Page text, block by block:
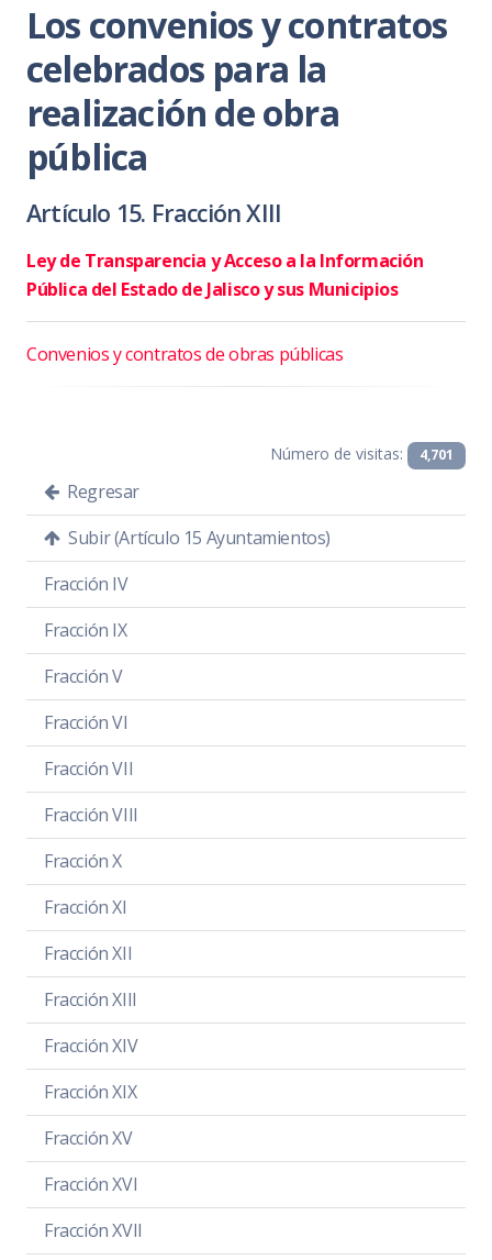
Los convenios y contratos
celebrados para la
realización de obra
pública
Artículo 15. Fracción XIII
Ley de Transparencia y Acceso a la Información
Pública del Estado de Jalisco y sus Municipios
Convenios y contratos de obras públicas
Número de visitas: 4,701
Regresar
Subir (Artículo 15 Ayuntamientos)
Fracción IV
Fracción IX
Fracción V
Fracción VI
Fracción VII
Fracción VIII
Fracción X
Fracción XI
Fracción XII
Fracción XIII
Fracción XIV
Fracción XIX
Fracción XV
Fracción XVI
Fracción XVII